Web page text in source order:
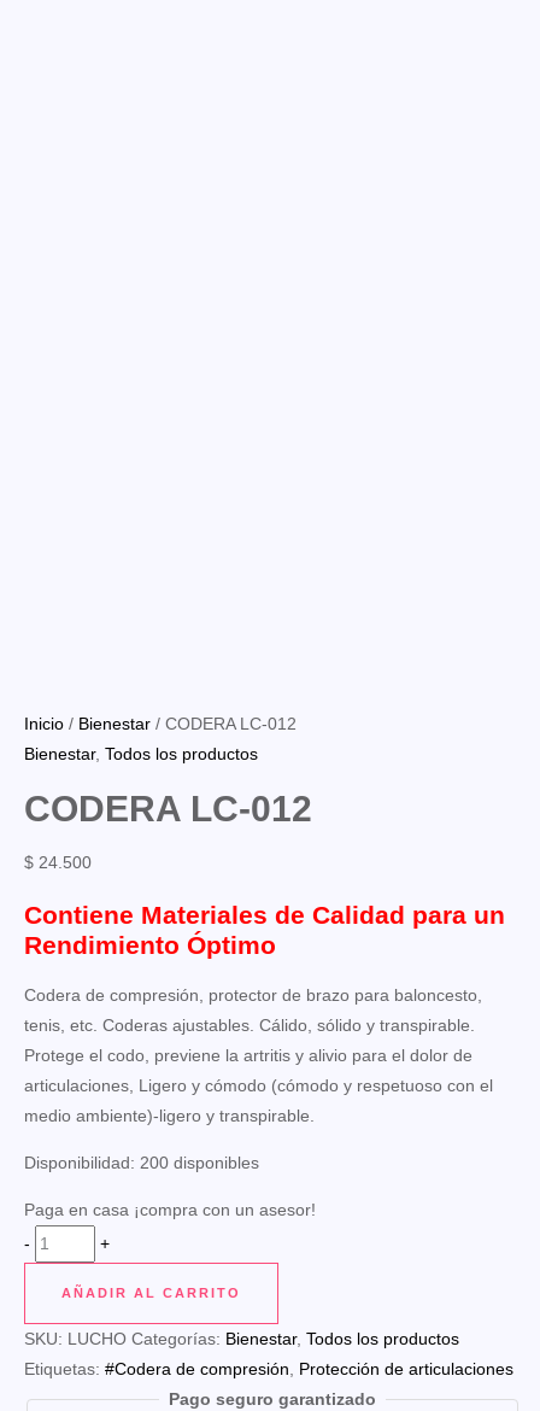
Inicio / Bienestar / CODERA LC-012
Bienestar, Todos los productos
CODERA LC-012
$ 24.500
Contiene Materiales de Calidad para un
Rendimiento Óptimo
Codera de compresión, protector de brazo para baloncesto,
tenis, etc. Coderas ajustables. Cálido, sólido y transpirable.
Protege el codo, previene la artritis y alivio para el dolor de
articulaciones, Ligero y cómodo (cómodo y respetuoso con el
medio ambiente)-ligero y transpirable.
Disponibilidad: 200 disponibles
Paga en casa ¡compra con un asesor!
-
CODERA
LC-
012
cantidad
+
AÑADIR AL CARRITO
SKU: LUCHO Categorías: Bienestar, Todos los productos
Etiquetas: #Codera de compresión
Protección de articulaciones
Pago seguro garantizado